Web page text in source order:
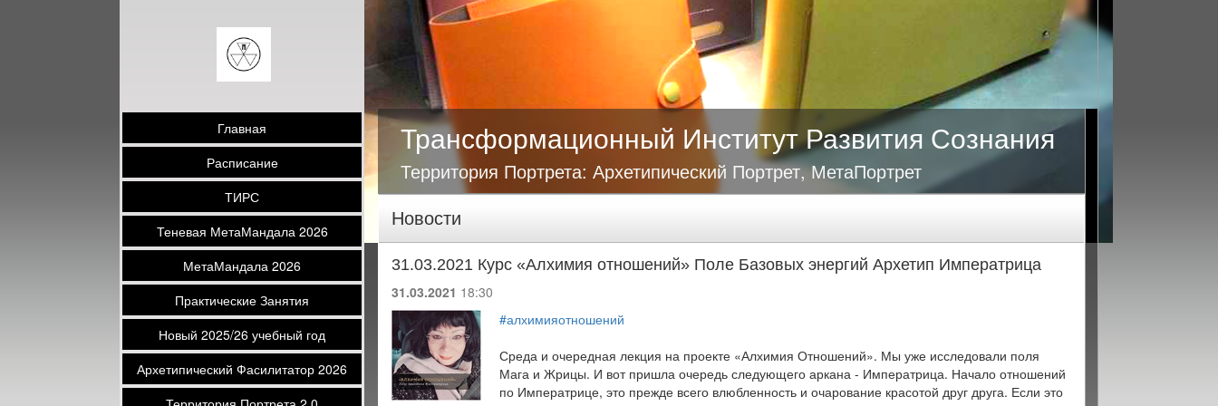
Главная
Расписание
ТИРС
Теневая МетаМандала 2026
МетаМандала 2026
Практические Занятия
Новый 2025/26 учебный год
Архетипический Фасилитатор 2026
Трансформационный Институт Развития Сознания
Территория Портрета: Архетипический Портрет, МетаПортрет
Новости
31.03.2021 Курс «Алхимия отношений» Поле Базовых энергий Архетип Императрица
31.03.2021 18:30
#алхимияотношений
Среда и очередная лекция на проекте «Алхимия Отношений». Мы уже исследовали поля
Мага и Жрицы. И вот пришла очередь следующего аркана - Императрица. Начало отношений
по Императрице, это прежде всего влюбленность и очарование красотой друг друга. Если это